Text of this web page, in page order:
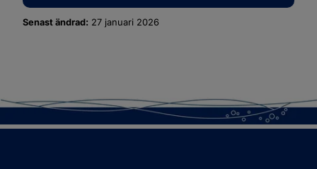
Senast ändrad: 27 januari 2026